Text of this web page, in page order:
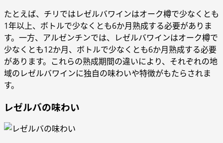
たとえば、チリではレゼルバワインはオーク樽で少なくとも
1年以上、ボトルで少なくとも6か月熟成する必要がありま
す。一方、アルゼンチンでは、レゼルバワインはオーク樽で
少なくとも12か月、ボトルで少なくとも6か月熟成する必要
があります。これらの熟成期間の違いにより、それぞれの地
域のレゼルバワインに独自の味わいや特徴がもたらされま
す。
レゼルバの味わい